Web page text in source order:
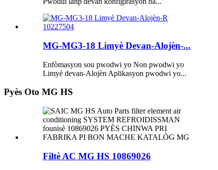
MG-MG3-18 Limyè Devan-Alojèn-...
Enfòmasyon sou pwodwi yo Non pwodwi yo
Limyè devan-Alojèn Aplikasyon pwodwi yo...
Pyès Oto MG HS
Filtè AC MG HS 10869026